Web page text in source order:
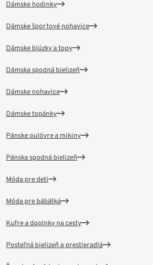
Dámske hodinky
Dámske športové nohavice
Dámske blúzky a topy
Dámska spodná bielizeň
Dámske nohavice
Dámske topánky
Pánske pulóvre a mikiny
Pánska spodná bielizeň
Móda pre deti
Móda pre bábätká
Kufre a doplnky na cesty
Posteľná bielizeň a prestieradlá